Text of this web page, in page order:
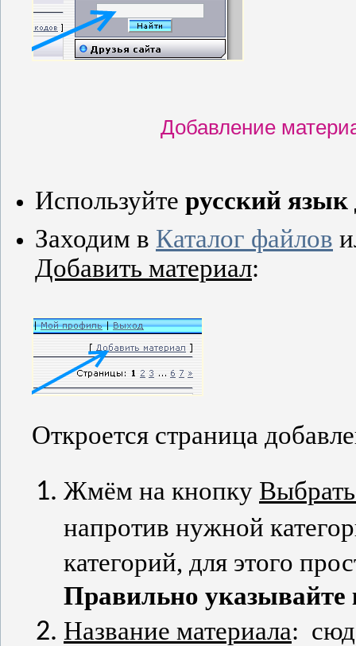
Добавление
Используйте русский язык
Заходим в Каталог файлов
Добавить материал:
Откроется страница
Жмём на кнопку
напротив нужной
категорий, для этого
Правильно указывайте
Название материала: